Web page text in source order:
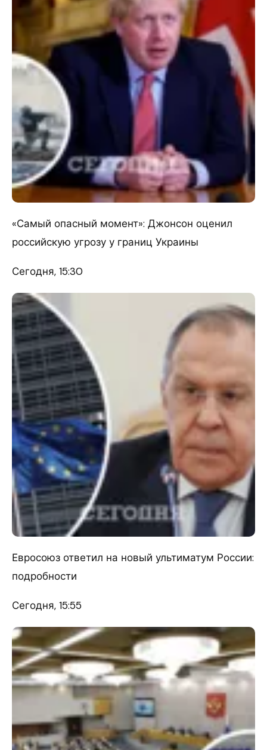
«Самый опасный момент»: Джонсон оценил
российскую угрозу у границ Украины
Сегодня, 15:30
Евросоюз ответил на новый ультиматум России:
подробности
Сегодня, 15:55